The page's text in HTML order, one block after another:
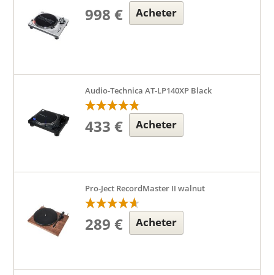
998 € Acheter
Audio-Technica AT-LP140XP Black
433 € Acheter
Pro-Ject RecordMaster II walnut
289 € Acheter